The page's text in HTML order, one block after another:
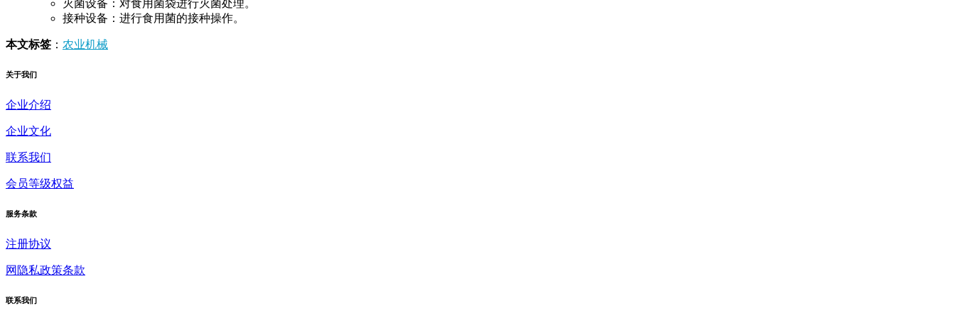
灭菌设备：对食用菌袋进行灭菌处理。
接种设备：进行食用菌的接种操作。
本文标签 ： 农业机械
关于我们
企业介绍
企业文化
联系我们
会员等级权益
服务条款
注册协议
网隐私政策条款
联系我们